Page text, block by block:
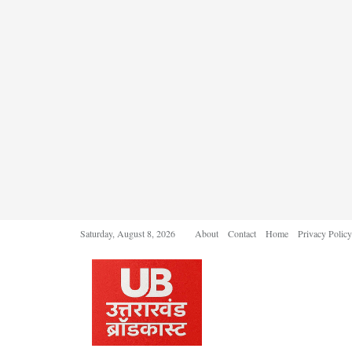
Saturday, August 8, 2026 About Contact Home Privacy Policy